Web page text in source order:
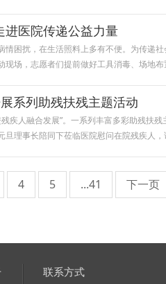
医院传递公益力量
困扰，在生活照料上多有不便。为传递
场，志愿者们提前做好工具消毒、场地
系列助残扶残主题活动
疾人融合发展”。一系列丰富多彩助残扶
理事长陪同下莅临医院慰问在院残疾人
4 5 ...41 下一页
联系方式